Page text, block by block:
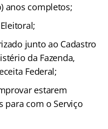
anos completos;
junto ao Cadastro
da Fazenda,
Federal;
estarem
para com o Serviço